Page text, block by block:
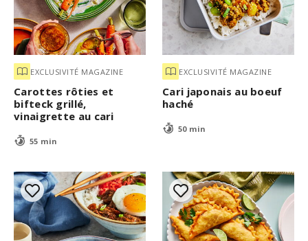
EXCLUSIVITÉ MAGAZINE
Carottes rôties et
bifteck grillé,
vinaigrette au cari
55 min
EXCLUSIVITÉ MAGAZINE
Cari japonais au boeuf
haché
50 min